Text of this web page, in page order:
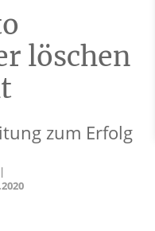
löschen
zum Erfolg
|